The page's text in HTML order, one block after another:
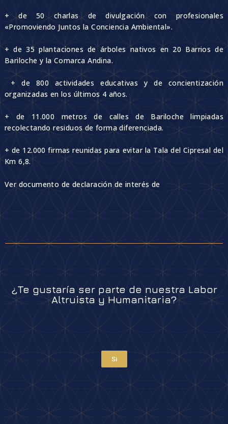
+ de 50 charlas de divulgación con profesionales
«Promoviendo Juntos la Conciencia Ambiental».
+ de 35 plantaciones de árboles nativos en 20 Barrios de
Bariloche y la Comarca Andina.
+ de 800 actividades educativas y de concientización
organizadas en los últimos 4 años.
+ de 11.000 metros de calles de Bariloche limpiadas
recolectando residuos de forma diferenciada.
+ de 12.000 firmas reunidas para evitar la Tala del Cipresal del
Km 6,8.
Ver documento de declaración de interés de
¿Te gustaría ser parte de nuestra Labor
Altruista y Humanitaria?
Si